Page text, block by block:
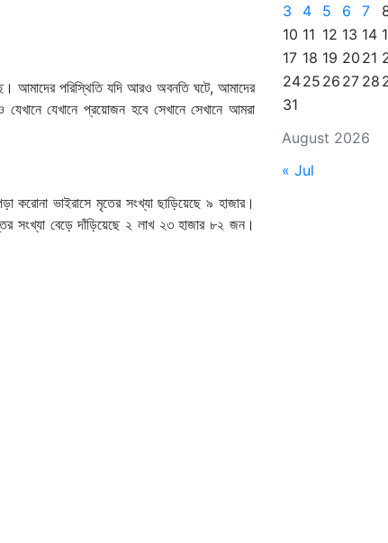
আমাদের পরিস্থিতি যদি আরও অবনতি ঘটে, আমাদের
যেখানে প্রয়োজন হবে সেখানে সেখানে আমরা
করোনা ভাইরাসে মৃতের সংখ্যা ছাড়িয়েছে ৯ হাজার।
সংখ্যা বেড়ে দাঁড়িয়েছে ২ লাখ ২৩ হাজার ৮২ জন।
August 2026
3
4 5 6 7
10 11 12 13 14
17 18 19 20 21
2425 26 27 28
31
« Jul